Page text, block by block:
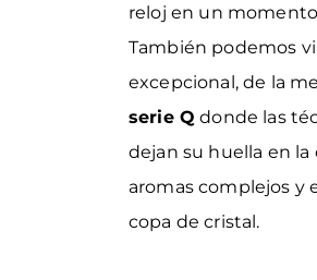
reloj en un
También podemos
excepcional, de la
serie Q donde las
dejan su huella en
aromas complejos y
copa de cristal.